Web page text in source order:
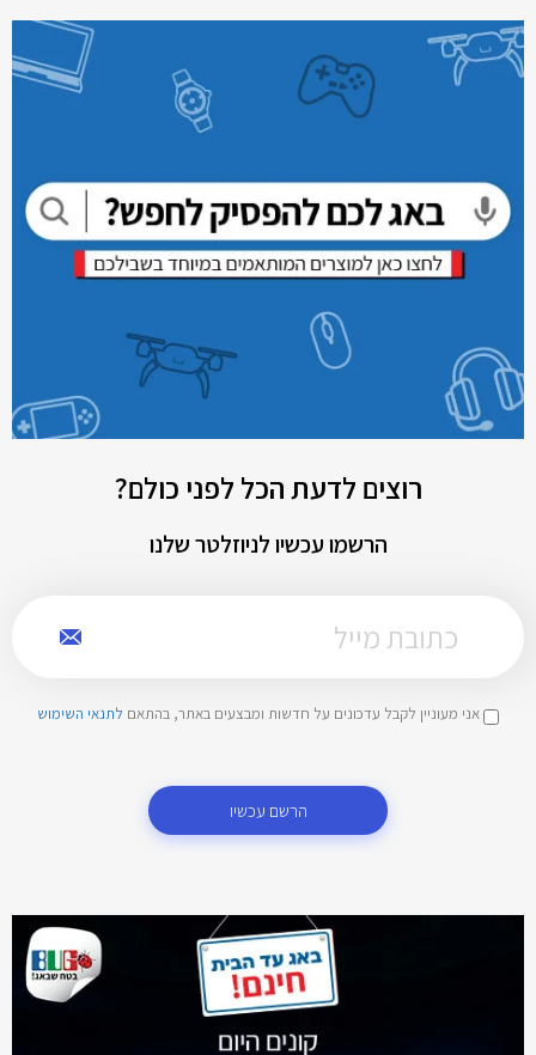
רוצים לדעת הכל לפני כולם?
הרשמו עכשיו לניוזלטר שלנו
אני מעוניין לקבל עדכונים על חדשות ומבצעים באתר, בהתאם לתנאי השימוש
הרשם עכשיו